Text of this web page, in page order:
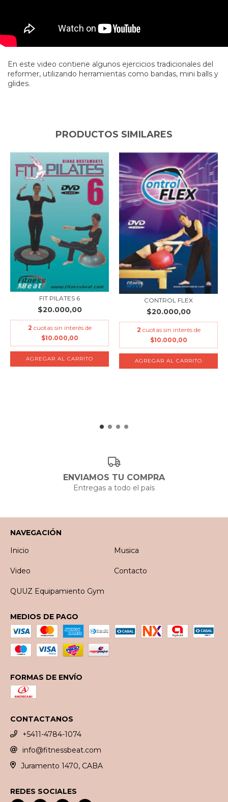
En este video contiene algunos ejercicios tradicionales del
reformer, utilizando herramientas como bandas, mini balls y
glides.
PRODUCTOS SIMILARES
FIT PILATES 6
$20.000,00
2 cuotas sin interés de
$10.000,00
CONTROL FLEX
$20.000,00
2 cuotas sin interés de
$10.000,00
ENVIAMOS TU COMPRA
Entregas a todo el país
NAVEGACIÓN
Inicio
Musica
Video Contacto
QUUZ Equipamiento Gym
MEDIOS DE PAGO
FORMAS DE ENVÍO
CONTACTANOS
+5411-4784-1074
info@fitnessbeat.com
Juramento 1470, CABA
REDES SOCIALES